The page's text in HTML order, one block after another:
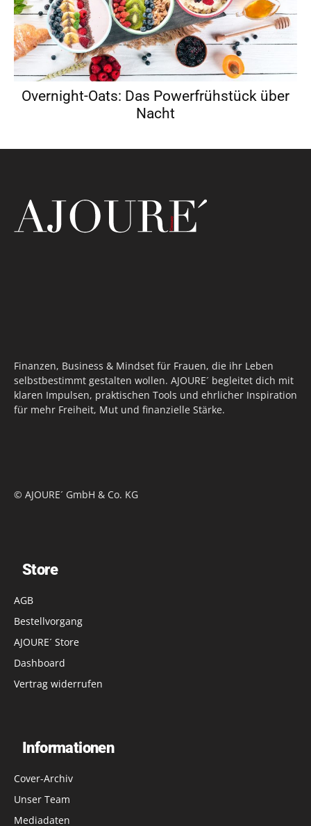
Overnight-Oats: Das Powerfrühstück über
Nacht
Finanzen, Business & Mindset für Frauen, die ihr Leben
selbstbestimmt gestalten wollen. AJOURE´ begleitet dich mit
klaren Impulsen, praktischen Tools und ehrlicher Inspiration
für mehr Freiheit, Mut und finanzielle Stärke.
© AJOURE´ GmbH & Co. KG
Store
AGB
Bestellvorgang
AJOURE´ Store
Dashboard
Vertrag widerrufen
Informationen
Cover-Archiv
Unser Team
Mediadaten